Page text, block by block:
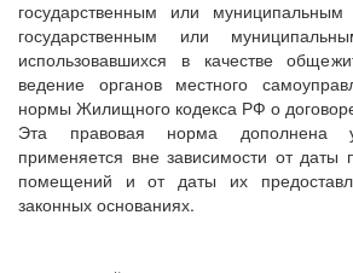
государственным или
государственным или
использовавшихся в качестве
ведение органов местного
нормы Жилищного кодекса РФ о
Эта правовая норма дополнена
применяется вне зависимости от даты
помещений и от даты их
законных основаниях.